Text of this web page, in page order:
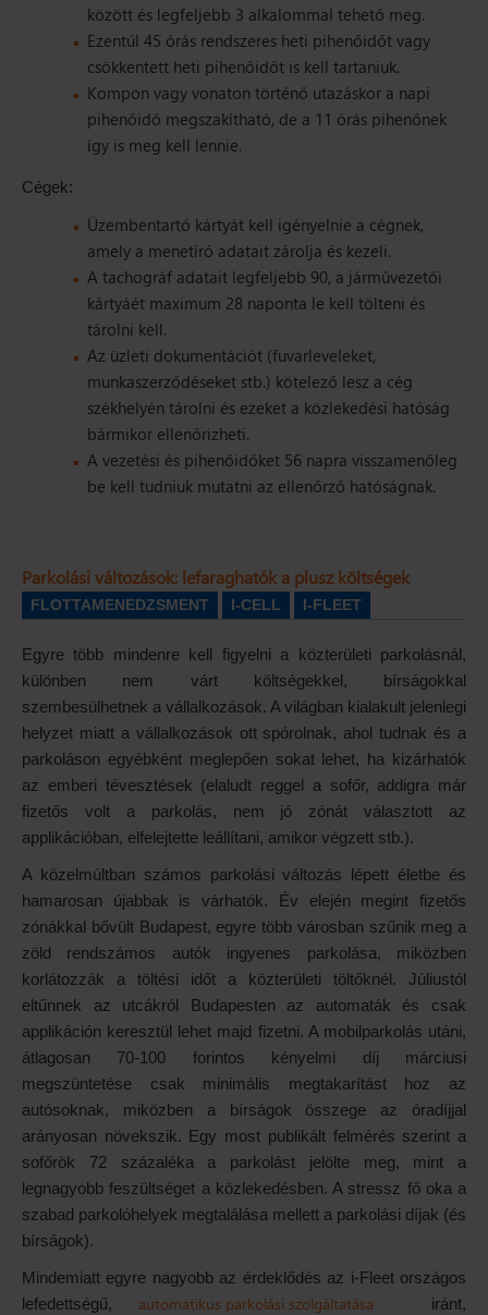
között és legfeljebb 3 alkalommal tehető meg.
Ezentúl 45 órás rendszeres heti pihenőidőt vagy
csökkentett heti pihenőidőt is kell tartaniuk.
Kompon vagy vonaton történő utazáskor a napi
pihenőidő megszakítható, de a 11 órás pihenőnek
így is meg kell lennie.
Cégek:
Üzembentartó kártyát kell igényelnie a cégnek,
amely a menetíró adatait zárolja és kezeli.
A tachográf adatait legfeljebb 90, a járművezetői
kártyáét maximum 28 naponta le kell tölteni és
tárolni kell.
Az üzleti dokumentációt (fuvarleveleket,
munkaszerződéseket stb.) kötelező lesz a cég
székhelyén tárolni és ezeket a közlekedési hatóság
bármikor ellenőrizheti.
A vezetési és pihenőidőket 56 napra visszamenőleg
be kell tudniuk mutatni az ellenőrző hatóságnak.
Parkolási változások: lefaraghatók a plusz költségek
FLOTTAMENEDZSMENT I-CELL I-FLEET
Egyre több mindenre kell figyelni a közterületi parkolásnál,
különben nem várt költségekkel, bírságokkal
szembesülhetnek a vállalkozások. A világban kialakult jelenlegi
helyzet miatt a vállalkozások ott spórolnak, ahol tudnak és a
parkoláson egyébként meglepően sokat lehet, ha kizárhatók
az emberi tévesztések (elaludt reggel a sofőr, addigra már
fizetős volt a parkolás, nem jó zónát választott az
applikációban, elfelejtette leállítani, amikor végzett stb.).
A közelmúltban számos parkolási változás lépett életbe és
hamarosan újabbak is várhatók. Év elején megint fizetős
zónákkal bővült Budapest, egyre több városban szűnik meg a
zöld rendszámos autók ingyenes parkolása, miközben
korlátozzák a töltési időt a közterületi töltőknél. Júliustól
eltűnnek az utcákról Budapesten az automaták és csak
applikáción keresztül lehet majd fizetni. A mobilparkolás utáni,
átlagosan 70-100 forintos kényelmi díj márciusi
megszüntetése csak minimális megtakarítást hoz az
autósoknak, miközben a bírságok összege az óradíjjal
arányosan növekszik. Egy most publikált felmérés szerint a
sofőrök 72 százaléka a parkolást jelölte meg, mint a
legnagyobb feszültséget a közlekedésben. A stressz fő oka a
szabad parkolóhelyek megtalálása mellett a parkolási díjak (és
bírságok).
Mindemiatt egyre nagyobb az érdeklődés az i-Fleet országos
lefedettségű, automatikus parkolási szolgáltatása iránt,